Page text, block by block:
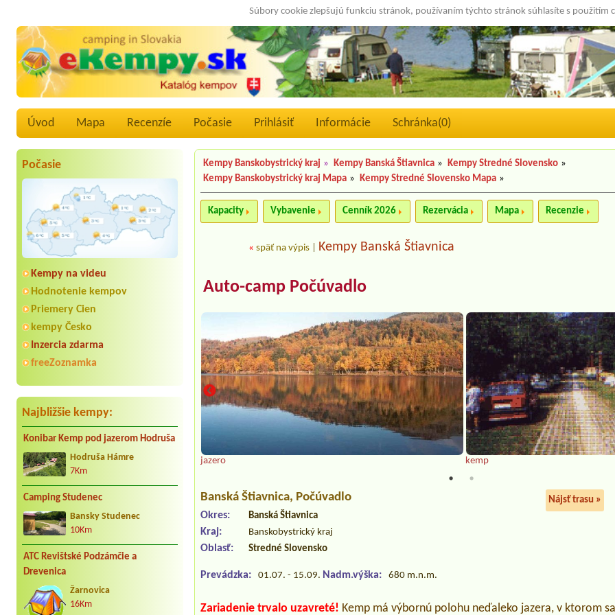
Súbory cookie zlepšujú funkciu stránok, používaním týchto stránok súhlasíte s použitím
Úvod Mapa Recenzíe Počasie Prihlásiť Informácie Schránka(0)
Počasie
Kempy na videu
Hodnotenie kempov
Priemery Cien
kempy Česko
Inzercia zdarma
freeZoznamka
Najbližšie kempy:
Konibar Kemp pod jazerom Hodruša
Hodruša Hámre
7Km
Camping Studenec
Bansky Studenec
10Km
ATC Revištské Podzámčie a
Drevenica
Žarnovica
16Km
Kempy Banskobystrický kraj » Kempy Banská Štiavnica » Kempy Stredné Slovensko »
Kempy Banskobystrický kraj Mapa » Kempy Stredné Slovensko Mapa »
Kapacity Vybavenie Cenník 2026 Rezervácia Mapa Recenzie
«späť na výpis Kempy Banská Štiavnica
Auto-camp Počúvadlo
jazero kemp
Banská Štiavnica, Počúvadlo Nájsť trasu »
Okres: Banská Štiavnica
Kraj: Banskobystrický kraj
Oblasť: Stredné Slovensko
Prevádzka: 01.07. - 15.09. Nadm.výška: 680 m.n.m.
Zariadenie trvalo uzavreté! Kemp má výbornú polohu neďaleko jazera, v ktorom